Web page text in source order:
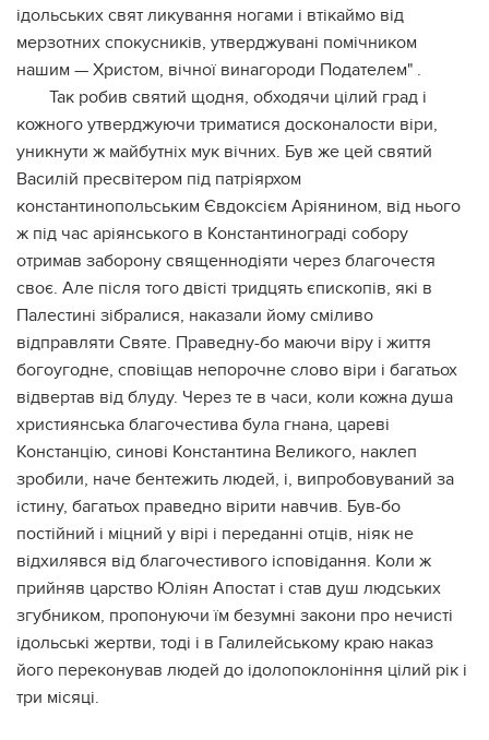
ідольських свят ликування ногами і втікаймо від
мерзотних спокусників, утверджувані помічником
нашим — Христом, вічної винагороди Подателем" .
Так робив святий щодня, обходячи цілий град і
кожного утверджуючи триматися досконалости віри,
уникнути ж майбутніх мук вічних. Був же цей святий
Василій пресвітером під патріярхом
константинопольським Євдоксієм Аріянином, від нього
ж під час аріянського в Константинограді собору
отримав заборону священнодіяти через благочестя
своє. Але після того двісті тридцять єпископів, які в
Палестині зібралися, наказали йому сміливо
відправляти Святе. Праведну-бо маючи віру і життя
богоугодне, сповіщав непорочне слово віри і багатьох
відвертав від блуду. Через те в часи, коли кожна душа
християнська благочестива була гнана, цареві
Констанцію, синові Константина Великого, наклеп
зробили, наче бентежить людей, і, випробовуваний за
істину, багатьох праведно вірити навчив. Був-бо
постійний і міцний у вірі і переданні отців, ніяк не
відхилявся від благочестивого ісповідання. Коли ж
прийняв царство Юліян Апостат і став душ людських
згубником, пропонуючи їм безумні закони про нечисті
ідольські жертви, тоді і в Галилейському краю наказ
його переконував людей до ідолопоклоніння цілий рік і
три місяці.